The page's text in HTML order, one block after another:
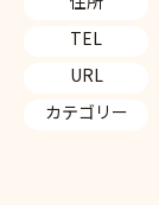
TEL
URL
カテゴリー